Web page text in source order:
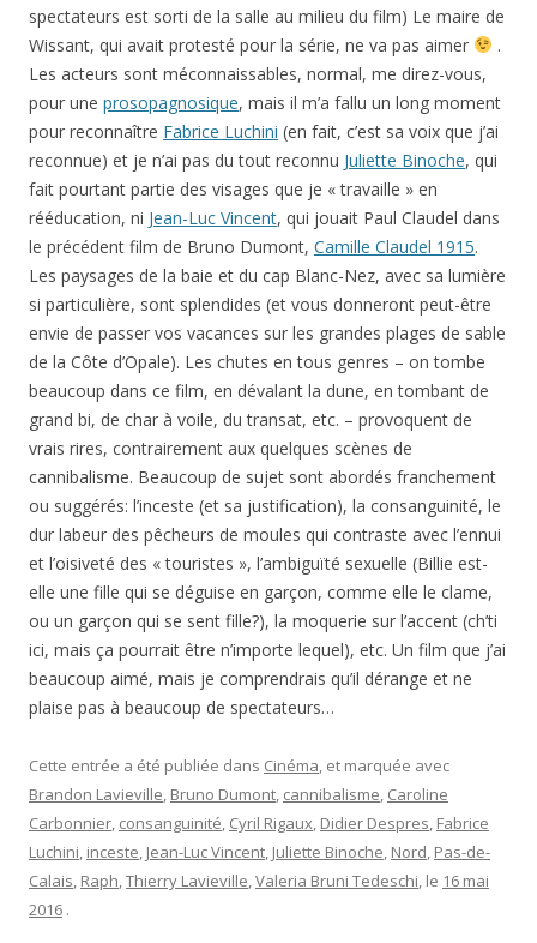
spectateurs est sorti de la salle au milieu du film) Le maire de
Wissant, qui avait protesté pour la série, ne va pas aimer
.
Les acteurs sont méconnaissables, normal, me direz-vous,
pour une prosopagnosique, mais il m’a fallu un long moment
pour reconnaître Fabrice Luchini (en fait, c’est sa voix que j’ai
reconnue) et je n’ai pas du tout reconnu Juliette Binoche, qui
fait pourtant partie des visages que je « travaille » en
rééducation, ni Jean-Luc Vincent, qui jouait Paul Claudel dans
le précédent film de Bruno Dumont, Camille Claudel 1915.
Les paysages de la baie et du cap Blanc-Nez, avec sa lumière
si particulière, sont splendides (et vous donneront peut-être
envie de passer vos vacances sur les grandes plages de sable
de la Côte d’Opale). Les chutes en tous genres – on tombe
beaucoup dans ce film, en dévalant la dune, en tombant de
grand bi, de char à voile, du transat, etc. – provoquent de
vrais rires, contrairement aux quelques scènes de
cannibalisme. Beaucoup de sujet sont abordés franchement
ou suggérés: l’inceste (et sa justification), la consanguinité, le
dur labeur des pêcheurs de moules qui contraste avec l’ennui
et l’oisiveté des « touristes », l’ambiguïté sexuelle (Billie est-
elle une fille qui se déguise en garçon, comme elle le clame,
ou un garçon qui se sent fille?), la moquerie sur l’accent (ch’ti
ici, mais ça pourrait être n’importe lequel), etc. Un film que j’ai
beaucoup aimé, mais je comprendrais qu’il dérange et ne
plaise pas à beaucoup de spectateurs…
Cette entrée a été publiée dans Cinéma, et marquée avec
Brandon Lavieville, Bruno Dumont, cannibalisme, Caroline
Carbonnier, consanguinité, Cyril Rigaux, Didier Despres, Fabrice
Luchini, inceste, Jean-Luc Vincent, Juliette Binoche, Nord, Pas-de-
Calais, Raph,Thierry Lavieville,Valeria Bruni Tedeschi, le 16 mai
2016 .